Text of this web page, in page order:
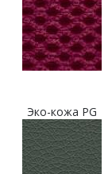
Эко-кожа PG